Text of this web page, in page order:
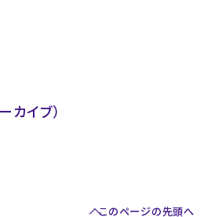
カイブ）
このページの先頭へ